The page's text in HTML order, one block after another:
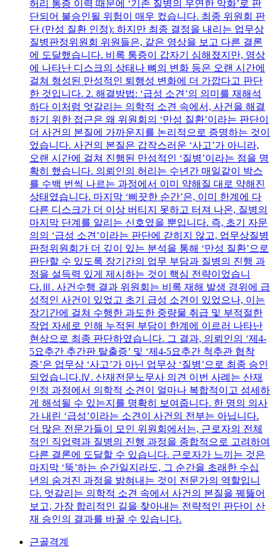
허리 통증 이력 때문에 ‘기존 질병의 우연한 악화’로 판
단되어 불승인될 위험이 매우 컸습니다. 최종 위원회 판
단 (만성 질환 인정): 하지만 최종 결정을 내리는 업무상
질병판정위원회 위원들은, 같은 영상을 보고 다른 결론
에 도달했습니다. 비록 통증이 갑자기 심해졌지만, 영상
에 나타난 디스크의 상태나 뼈의 변화 등은 오랜 시간에
걸쳐 형성된 만성적인 퇴행성 변화에 더 가깝다고 판단
한 것입니다. 2. 해결방법: ‘급성 소견’의 의미를 재해석
하다 이처럼 엇갈리는 의학적 소견 속에서, 사건을 해결
하기 위한 접근은 왜 위원회의 ‘만성 질환’이라는 판단이
더 사건의 본질에 가까운지를 논리적으로 증명하는 것이
었습니다. 사건의 본질은 갑작스러운 ‘사고’가 아니라,
오랜 시간에 걸쳐 진행된 만성적인 ‘질병’이라는 점을 명
확히 했습니다. 의뢰인의 허리는 수년간 매일같이 박스
를 수백 번씩 나르는 과정에서 이미 약해질 대로 약해진
상태였습니다. 마지막 ‘삐끗한 순간’은, 이미 한계에 다
다른 디스크가 더 이상 버티지 못하고 터져 나온, 질병의
마지막 단계를 알리는 신호였을 뿐입니다. 즉, 초기 자문
의의 ‘급성 소견’이라는 판단에 갇히지 않고, 업무상질병
판정위원회가 더 깊이 있는 분석을 통해 ‘만성 질환’으로
판단할 수 있도록 장기간의 업무 부담과 질병의 진행 과
정을 설득력 있게 제시하는 것이 핵심 전략이었습니
다.Ⅲ. 사건수행 결과 위원회는 비록 재해 발생 경위에 급
성적인 사건이 있었고 초기 급성 소견이 있었으나, 이는
장기간에 걸쳐 수행한 과도한 중량물 취급 및 부적절한
작업 자세로 인해 누적된 부담이 한계에 이르러 나타난
현상으로 최종 판단하였습니다. 그 결과, 의뢰인의 ‘제4-
5요추간 추간판 탈출증’ 및 ‘제4-5요추간 척추관 협착
증’은 업무상 ‘사고’가 아닌 업무상 ‘질병’으로 최종 승인
되었습니다.Ⅳ. 산재전문노무사 의견 이번 사례는 산재
인정 과정에서 의학적 소견이 얼마나 복합적이고 섬세하
게 해석될 수 있는지를 명확히 보여줍니다. 한 명의 의사
가 내린 ‘급성’이라는 소견이 사건의 전부는 아닙니다.
더 많은 전문가들이 모인 위원회에서는, 근로자의 전체
적인 직업력과 질병의 진행 과정을 종합적으로 고려하여
다른 결론에 도달할 수 있습니다. 근로자가 느끼는 것은
마지막 ‘뚝’하는 순간일지라도, 그 순간을 초래한 수십
년의 숨겨진 과정을 밝혀내는 것이 전문가의 역할입니
다. 엇갈리는 의학적 소견 속에서 사건의 본질을 꿰뚫어
보고, 가장 합리적인 길을 찾아내는 전략적인 판단이 산
재 승인의 결과를 바꿀 수 있습니다.
근골격계